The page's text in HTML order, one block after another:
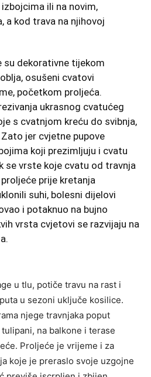
ili na novim,
a kod trava na njihovoj
su dekorativne tijekom
osušeni cvatovi
početkom proljeća.
ukrasnog cvatućeg
s cvatnjom kreću do svibnja,
jer cvjetne pupove
koji prezimljuju i cvatu
se vrste koje cvatu od travnja
prije kretanja
suhi, bolesni dijelovi
i potaknuo na bujno
vrsta cvjetovi se razvijaju na
u tlu, potiče travu na rast i
u sezoni uključe kosilice.
njege travnjaka poput
na balkone i terase
Proljeće je vrijeme i za
koje je preraslo svoje uzgojne